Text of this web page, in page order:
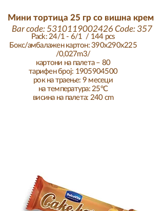
Pack: 24/1 - 6/1 / 144 pcs
Бокс/амбалажен картон: 390x290x225
/0,027m3/
картони на палета – 80
тарифен број: 1905904500
рок на траење: 9 месеци
на температура: 25°C
висина на палета: 240 cm
Мини тортица 25 гр со вишна крем
Bar code:5310119002426Code: 357